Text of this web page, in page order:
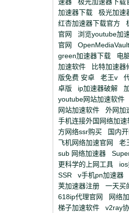
加速器下载
极光加速
红杏加速器下载官方
官网
浏览youtube加
官网
OpenMediaVault
green加速器下载
电
加速软件
比特加速器
版免费 安卓
老王v
卓版
ip加速器破解
youtube网站加速软件
网站加速软件
外网加
手机连接外国网络加速
方网络ssr购买
国内
飞机网络加速官网
老
sub 网络加速器
更科学的上网工具
SSR
v手机pn加速器
荚加速器注册
一天买
618ip代理官网
网络
梯子加速软件
v2ray